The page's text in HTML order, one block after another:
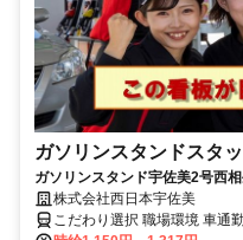
ガソリンスタンドスタ
ガソリンスタンド宇佐美2号西
株式会社西日本宇佐美
こだわり選択 職場環境 車通